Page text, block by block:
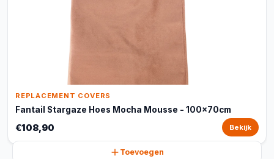
REPLACEMENT COVERS
Fantail Stargaze Hoes Mocha Mousse - 100x70cm
€108,90 Bekijk
Toevoegen